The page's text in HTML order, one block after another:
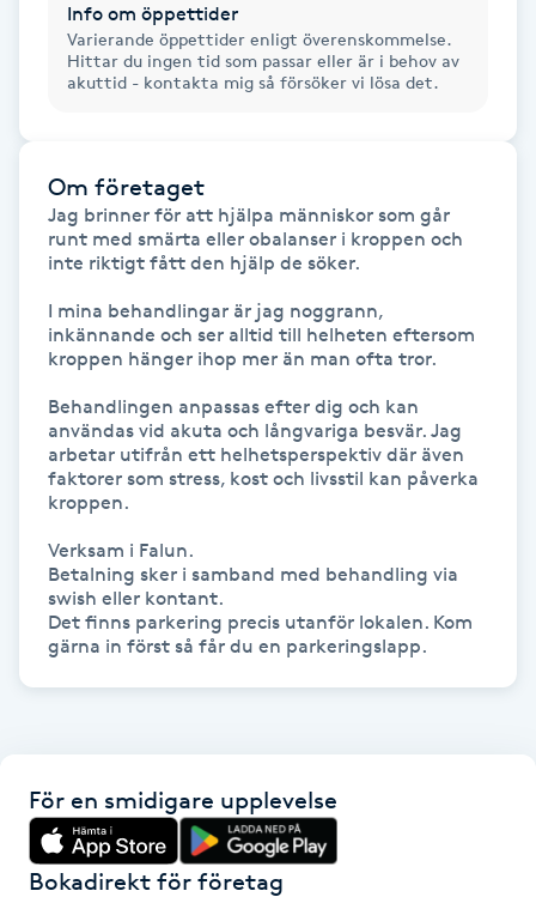
Fransförlängning Volym
Fransk manikyr
Frekvensterapi
Friskvårdsmassage
Frisör
Funktionsanalys
Färgning
Föning
Gelenaglar
Gellack
Info om öppettider
Varierande öppettider enligt överenskommelse.
Hittar du ingen tid som passar eller är i behov av
akuttid - kontakta mig så försöker vi lösa det.
Om företaget
Jag brinner för att hjälpa människor som går
runt med smärta eller obalanser i kroppen och
inte riktigt fått den hjälp de söker.
I mina behandlingar är jag noggrann,
inkännande och ser alltid till helheten eftersom
kroppen hänger ihop mer än man ofta tror.
Behandlingen anpassas efter dig och kan
användas vid akuta och långvariga besvär. Jag
arbetar utifrån ett helhetsperspektiv där även
faktorer som stress, kost och livsstil kan påverka
kroppen.
Verksam i Falun.
Betalning sker i samband med behandling via
swish eller kontant.
Det finns parkering precis utanför lokalen. Kom
För en smidigare upplevelse
Bokadirekt för företag